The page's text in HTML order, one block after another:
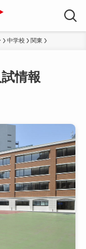
中学校 関東
情報